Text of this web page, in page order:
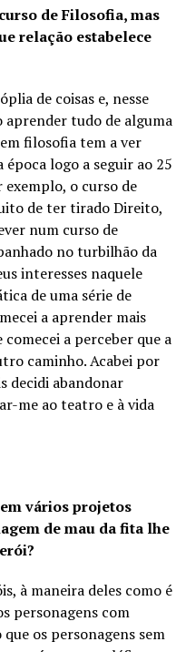
de Filosofia, mas
relação estabelece
de coisas e, nesse
tudo de alguma
filosofia tem a ver
época logo a seguir ao 25
exemplo, o curso de
de ter tirado Direito,
num curso de
no turbilhão da
interesses naquele
de uma série de
a aprender mais
comecei a perceber que a
caminho. Acabei por
decidi abandonar
me ao teatro e à vida
vários projetos
de mau da fita lhe
à maneira deles como é
personagens com
os personagens sem